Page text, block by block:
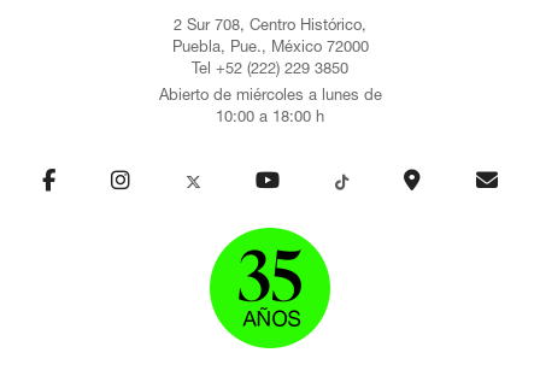
2 Sur 708, Centro Histórico,
Puebla, Pue., México 72000
Tel +52 (222) 229 3850
Abierto de miércoles a lunes de
10:00 a 18:00 h